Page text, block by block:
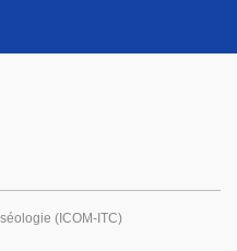
(ICOM-ITC)